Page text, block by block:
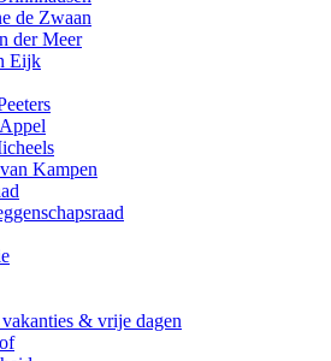
de Zwaan
der Meer
Eijk
Kampen
& vrije dagen